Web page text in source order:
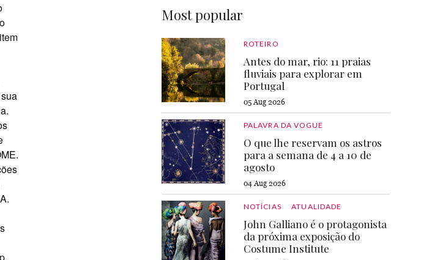
Most popular
ROTEIRO
Antes do mar, rio: 11 praias
fluviais para explorar em
Portugal
05 Aug 2026
PALAVRA DA VOGUE
O que lhe reservam os astros
para a semana de 4 a 10 de
agosto
04 Aug 2026
NOTÍCIAS ATUALIDADE
John Galliano é o protagonista
da próxima exposição do
Costume Institute